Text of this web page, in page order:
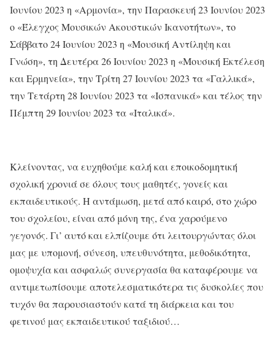
Ιουνίου 2023 η «Αρμονία», την Παρασκευή 23 Ιουνίου 2023
ο «Έλεγχος Μουσικών Ακουστικών Ικανοτήτων», το
Σάββατο 24 Ιουνίου 2023 η «Μουσική Αντίληψη και
Γνώση», τη Δευτέρα 26 Ιουνίου 2023 η «Μουσική Εκτέλεση
και Ερμηνεία», την Τρίτη 27 Ιουνίου 2023 τα «Γαλλικά»,
την Τετάρτη 28 Ιουνίου 2023 τα «Ισπανικά» και τέλος την
Πέμπτη 29 Ιουνίου 2023 τα «Ιταλικά».
Κλείνοντας, να ευχηθούμε καλή και εποικοδομητική
σχολική χρονιά σε όλους τους μαθητές, γονείς και
εκπαιδευτικούς. Η αντάμωση, μετά από καιρό, στο χώρο
του σχολείου, είναι από μόνη της, ένα χαρούμενο
γεγονός. Γι’ αυτό και ελπίζουμε ότι λειτουργώντας όλοι
μας με υπομονή, σύνεση, υπευθυνότητα, μεθοδικότητα,
ομοψυχία και ασφαλώς συνεργασία θα καταφέρουμε να
αντιμετωπίσουμε αποτελεσματικότερα τις δυσκολίες που
τυχόν θα παρουσιαστούν κατά τη διάρκεια και του
φετινού μας εκπαιδευτικού ταξιδιού…